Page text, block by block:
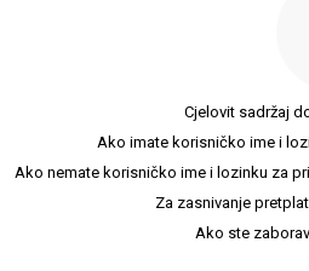
Cjelovit sadržaj
Ako imate korisničko ime i
Ako nemate korisničko ime i lozinku za
Za zasnivanje
Ako ste